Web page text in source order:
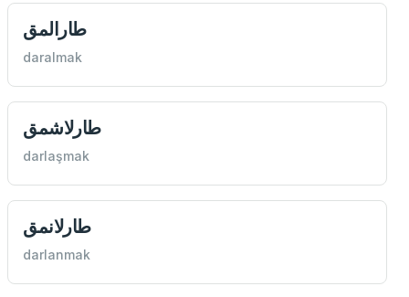
طارالمق
daralmak
طارلاشمق
darlaşmak
طارلانمق
darlanmak